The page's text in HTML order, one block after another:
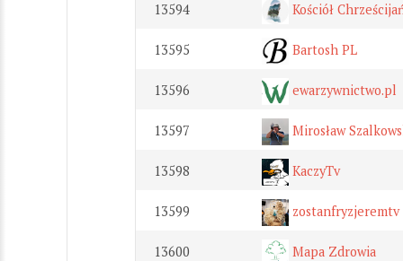
13594 Kościół
13595 Bartosh PL
13596 ewarzywnictwo.pl
13597 Mirosław
13598 KaczyTv
13599 zostanfryzjeremtv
13600 Mapa Zdrowia